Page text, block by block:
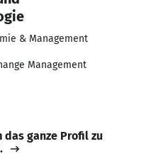
& Management
Management
das ganze Profil zu